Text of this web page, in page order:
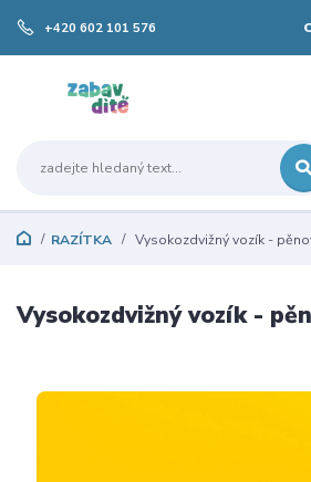
+420 602 101 576
RAZÍTKA Vysokozdvižný vozík -
Vysokozdvižný vozík -